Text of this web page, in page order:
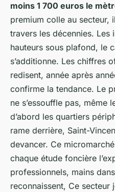
moins 1 700 euros le
premium colle au secteur,
travers les décennies. Les
hauteurs sous plafond, le
s’additionne. Les chiffres
redisent, année après
confirme la tendance. Le
ne s’essouffle pas, même
d’abord les quartiers
rame derrière, Saint-
devancer. Ce
chaque étude foncière
professionnels, mains
reconnaissent, Ce secteur